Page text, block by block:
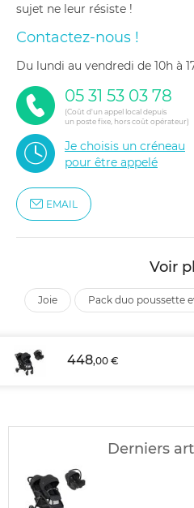
sujet ne leur résiste !
Contactez-nous !
du lundi au vendredi de 10h à
05 31 53 03 78
(Coût d'un appel local depuis
un poste fixe, hors coût opérateur)
Je choisis un créneau
pour être appelé
EMAIL
Voir
joie pack duo poussette
448,00 €
Derniers